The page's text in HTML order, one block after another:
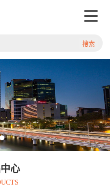
搜索
心